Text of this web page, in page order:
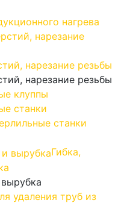
нагрева
нарезание резьбы
нарезание резьбы
клуппы
станки
станки
Гибка,
удаления труб из